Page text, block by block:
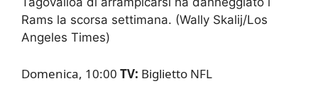
Rams la scorsa settimana. (Wally Skalij/Los
Angeles Times)
Domenica, 10:00 TV: Biglietto NFL